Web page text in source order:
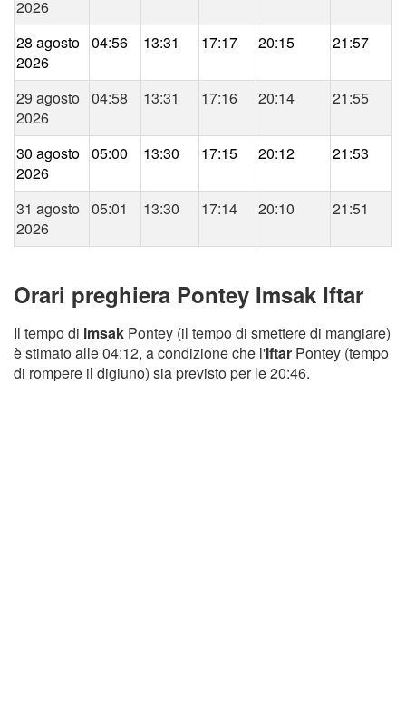
2026
28 agosto
2026
04:56 13:31 17:17 20:15 21:57
29 agosto
2026
04:58 13:31 17:16 20:14 21:55
30 agosto
2026
05:00 13:30 17:15 20:12 21:53
31 agosto
2026
05:01 13:30 17:14 20:10 21:51
Orari preghiera Pontey Imsak Iftar
Il tempo di imsak Pontey (il tempo di smettere di mangiare)
è stimato alle 04:12, a condizione che l'Iftar Pontey (tempo
di rompere il digiuno) sia previsto per le 20:46.